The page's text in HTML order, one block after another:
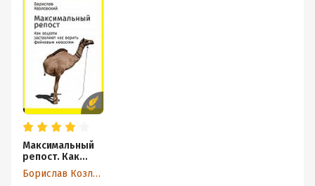
Максимальный
репост. Как
соцсети
заставляют насБорислав Козловский